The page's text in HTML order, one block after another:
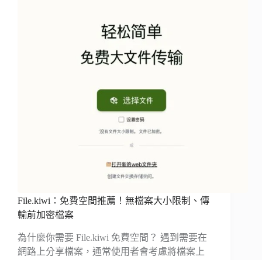
File.kiwi：免費空間推薦！無檔案大小限制、傳
輸前加密檔案
為什麼你需要 File.kiwi 免費空間？ 遇到需要在
網路上分享檔案，通常使用者會考慮將檔案上